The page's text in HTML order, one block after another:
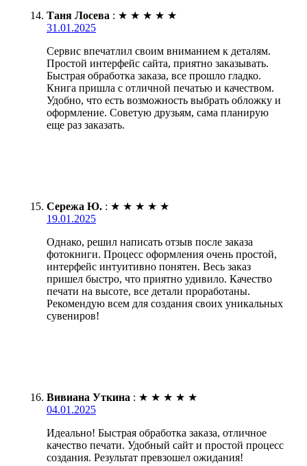
Таня Лосева : ★ ★ ★ ★ ★
31.01.2025
Сервис впечатлил своим вниманием к деталям.
Простой интерфейс сайта, приятно заказывать.
Быстрая обработка заказа, все прошло гладко.
Книга пришла с отличной печатью и качеством.
Удобно, что есть возможность выбрать обложку и
оформление. Советую друзьям, сама планирую
еще раз заказать.
Сережа Ю. : ★ ★ ★ ★ ★
19.01.2025
Однако, решил написать отзыв после заказа
фотокниги. Процесс оформления очень простой,
интерфейс интуитивно понятен. Весь заказ
пришел быстро, что приятно удивило. Качество
печати на высоте, все детали проработаны.
Рекомендую всем для создания своих уникальных
сувениров!
Вивиана Уткина : ★ ★ ★ ★ ★
04.01.2025
Идеально! Быстрая обработка заказа, отличное
качество печати. Удобный сайт и простой процесс
создания. Результат превзошел ожидания!